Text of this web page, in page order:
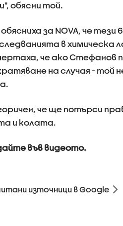
обясни той.
за NOVA, че
в химическа
че ако Стефанов
на случая - той
че ще потърси
и колата.
във видеото.
източници в Google